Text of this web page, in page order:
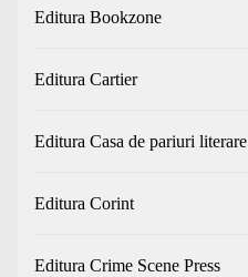
Editura Bookzone
Editura Cartier
Editura Casa de pariuri literare
Editura Corint
Editura Crime Scene Press